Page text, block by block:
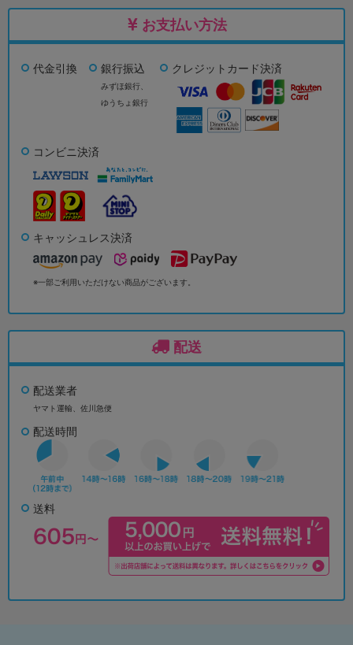
お支払い方法
代金引換 銀行振込
みずほ銀行、
ゆうちょ銀行
クレジットカード決済
コンビニ決済
キャッシュレス決済
※一部ご利用いただけない商品がございます。
配送
配送業者
ヤマト運輸、佐川急便
配送時間
送料